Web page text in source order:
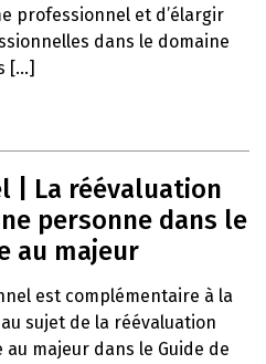
professionnel et d’élargir
dans le domaine
[...]
| La réévaluation
personne dans le
au majeur
est complémentaire à la
sujet de la réévaluation
majeur dans le Guide de